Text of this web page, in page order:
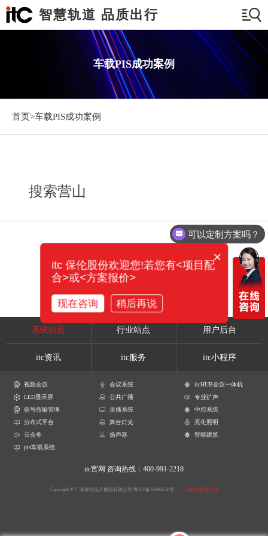
智慧轨道 品质出行
车载PIS成功案例
首页>车载PIS成功案例
搜索营山
系统站点 行业站点 用户后台
itc资讯 itc服务 itc小程序
视频会议 会议系统
itcHUB会议一体机
LED显示屏
公共广播
专业扩声
信号传输管理
录播系统
中控系统
分布式平台
舞台灯光
亮化照明
云会务
扬声器
智能建筑
pis车载系统
itc官网 咨询热线：400-991-2218
Copyright © 广东保伦电子股份有限公司 粤ICP备16106620号 产品参数解释声明
可以定制方案吗？
×
itc 保伦股份欢迎您!若您有<项目配
合>或<方案报价>
现在咨询 稍后再说